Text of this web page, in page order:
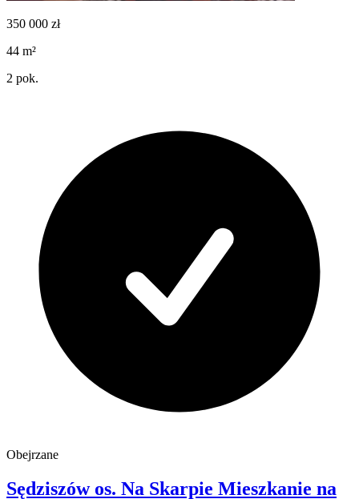
350 000 zł
44 m²
2 pok.
Obejrzane
Sędziszów os. Na Skarpie Mieszkanie na